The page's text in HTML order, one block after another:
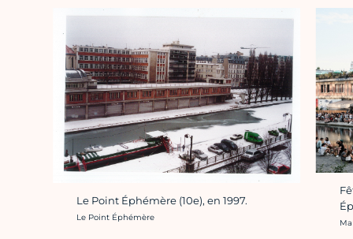
Le Point Éphémère (10e), en 1997.
Crédit photo :
Le Point Éphémère